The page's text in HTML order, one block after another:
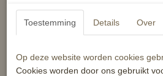
Toestemming Details Over
Op deze website worden cookies
Cookies worden door ons gebruikt